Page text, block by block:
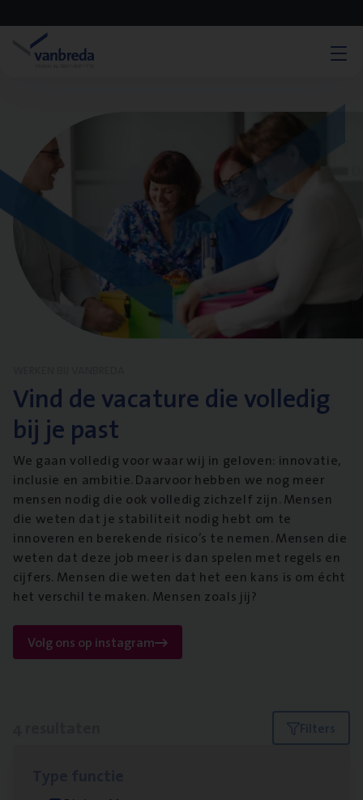
Vind de vacature die volledig
bij je past
We gaan volledig voor waar wij in geloven: innovatie,
inclusie en ambitie. Daarvoor hebben we nog meer
mensen nodig die ook volledig zichzelf zijn. Mensen
die weten dat je stabiliteit nodig hebt om te
innoveren en berekende risico’s te nemen. Mensen die
weten dat deze job meer is dan spelen met regels en
cijfers. Mensen die weten dat het een kans is om écht
het verschil te maken. Mensen zoals jij?
Volg ons op instagram
Filters